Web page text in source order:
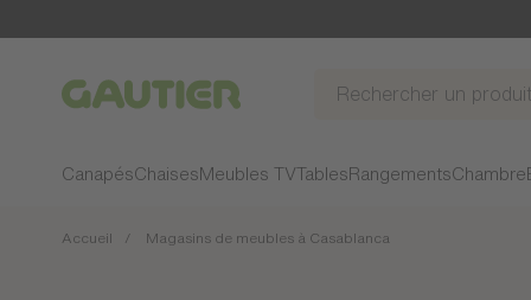
Gautier
CanapésChaises Meubles TVTables RangementsChambre
Accueil Magasins de meubles à Casablanca